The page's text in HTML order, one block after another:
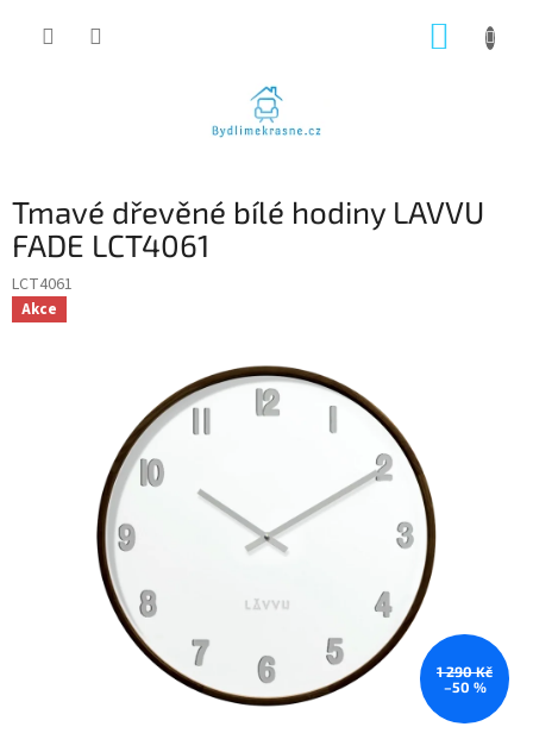
Tmavé dřevěné bílé hodiny LAVVU
FADE LCT4061
LCT4061
Akce
1 290 Kč
–50 %